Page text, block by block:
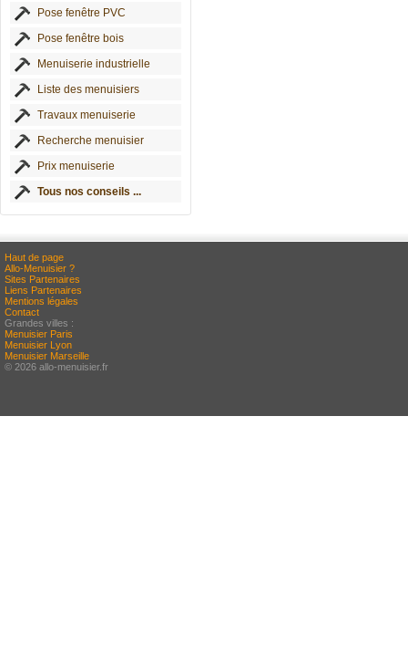
Pose fenêtre PVC
Pose fenêtre bois
Menuiserie industrielle
Liste des menuisiers
Travaux menuiserie
Recherche menuisier
Prix menuiserie
Tous nos conseils ...
Haut de page
Allo-Menuisier ?
Sites Partenaires
Liens Partenaires
Mentions légales
Contact
Grandes villes :
Menuisier Paris
Menuisier Lyon
Menuisier Marseille
© 2026 allo-menuisier.fr